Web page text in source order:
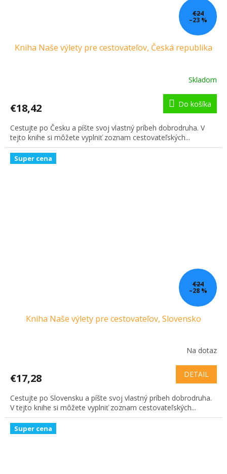
€24
–23 %
Kniha Naše výlety pre cestovateľov, Česká republika
Skladom
€18,42 Do košíka
Cestujte po Česku a píšte svoj vlastný príbeh dobrodruha. V
tejto knihe si môžete vyplniť zoznam cestovateľských...
Super cena
€24
–28 %
Kniha Naše výlety pre cestovateľov, Slovensko
Na dotaz
€17,28 DETAIL
Cestujte po Slovensku a píšte svoj vlastný príbeh dobrodruha.
V tejto knihe si môžete vyplniť zoznam cestovateľských...
Super cena